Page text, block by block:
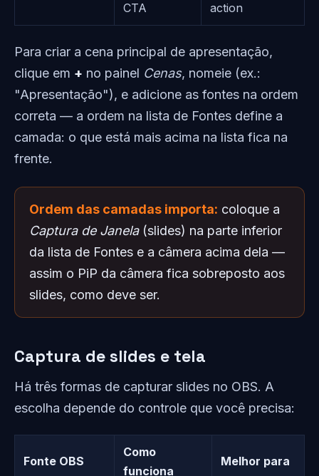
CTA
action
Para criar a cena principal de apresentação,
clique em + no painel Cenas, nomeie (ex.:
"Apresentação"), e adicione as fontes na ordem
correta — a ordem na lista de Fontes define a
camada: o que está mais acima na lista fica na
frente.
Ordem das camadas importa: coloque a
Captura de Janela(slides) na parte inferior
da lista de Fontes e a câmera acima dela —
assim o PiP da câmera fica sobreposto aos
slides, como deve ser.
Captura de slides e tela
Há três formas de capturar slides no OBS. A
escolha depende do controle que você precisa:
Fonte OBS
Como
funciona
Melhor para